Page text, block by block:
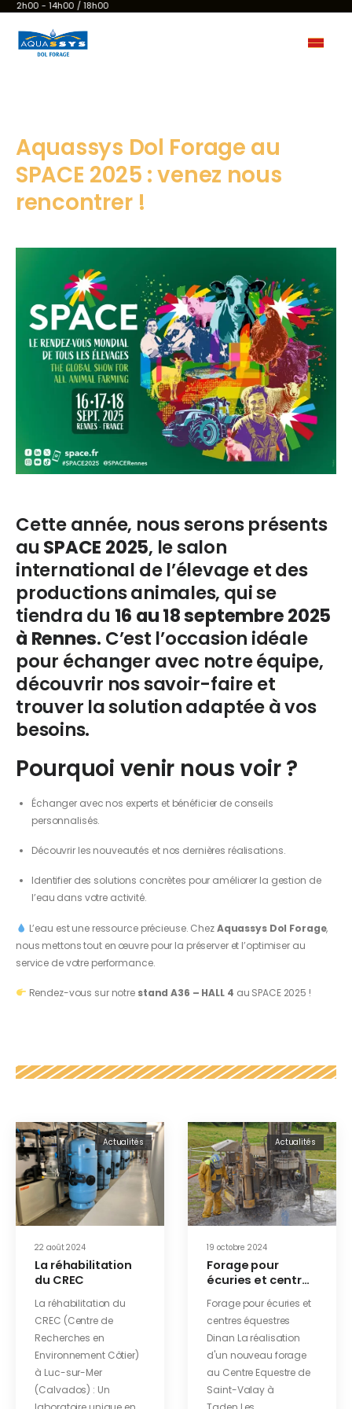
- 14h00 / 18h00
Aquassys Dol Forage au
SPACE 2025 : venez nous
rencontrer !
Cette année, nous serons présents
au SPACE 2025, le salon
international de l’élevage et des
productions animales, qui se
tiendra du 16 au 18 septembre 2025
à Rennes. C’est l’occasion idéale
pour échanger avec notre équipe,
découvrir nos savoir-faire et
trouver la solution adaptée à vos
besoins.
Pourquoi venir nous voir ?
Échanger avec nos experts et bénéficier de conseils
personnalisés.
Découvrir les nouveautés et nos dernières réalisations.
Identifier des solutions concrètes pour améliorer la gestion de
l’eau dans votre activité.
L’eau est une ressource précieuse. ChezAquassys Dol Forage,
nous mettons tout en œuvre pour la préserver et l’optimiser au
service de votre performance.
Rendez-vous sur notre stand A36 – HALL 4 au SPACE 2025 !
22 août 2024
Actualités
La réhabilitation
du CREC​
La réhabilitation du
CREC (Centre de
Recherches en
Environnement Côtier)
à Luc-sur-Mer
(Calvados) : Un
19 octobre 2024
Actualités
Forage pour
écuries et centres
équestres Dinan
Forage pour écuries et
centres équestres
Dinan La réalisation
d'un nouveau forage
au Centre Equestre de
Saint-Valay à